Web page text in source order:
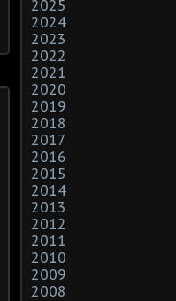
2025
2024
2023
2022
2021
2020
2019
2018
2017
2016
2015
2014
2013
2012
2011
2010
2009
2008